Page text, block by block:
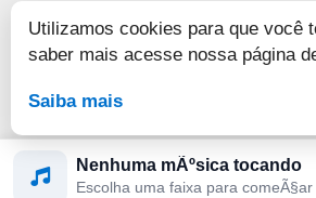
Nenhuma mÃºsica tocando
Escolha uma faixa para comeÃ§ar
Utilizamos cookies para que você
saber mais acesse nossa página
Saiba mais